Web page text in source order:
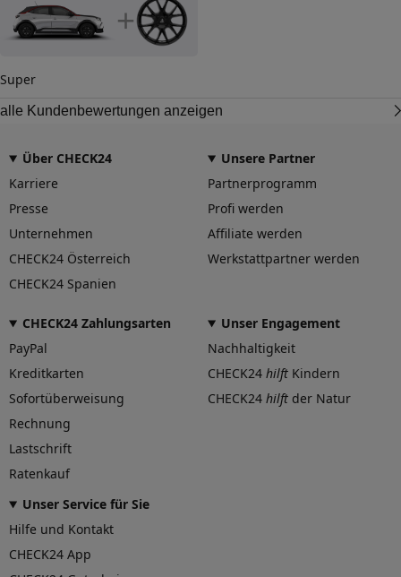
+
Super
alle Kundenbewertungen anzeigen
Über CHECK24
Karriere
Presse
Unternehmen
CHECK24 Österreich
CHECK24 Spanien
Unsere Partner
Partnerprogramm
Profi werden
Affiliate werden
Werkstattpartner werden
CHECK24 Zahlungsarten
PayPal
Kreditkarten
Sofortüberweisung
Rechnung
Lastschrift
Ratenkauf
Unser Engagement
Nachhaltigkeit
CHECK24 hilft Kindern
CHECK24 hilft der Natur
Unser Service für Sie
Hilfe und Kontakt
CHECK24 App